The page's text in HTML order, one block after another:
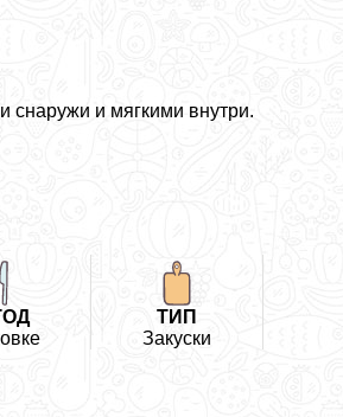
и мягкими внутри.
ТИП
Закуски